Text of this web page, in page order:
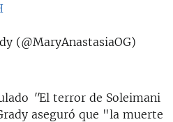
(@MaryAnastasiaOG)
"El terror de Soleimani
aseguró que "la muerte